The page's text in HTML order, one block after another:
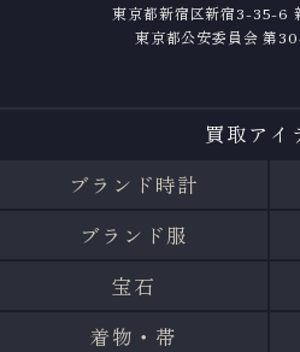
東京都新宿区新宿3-35-6
東京都公安委員会 第
買取アイ
ブランド時計
ブランド服
宝石
着物・帯